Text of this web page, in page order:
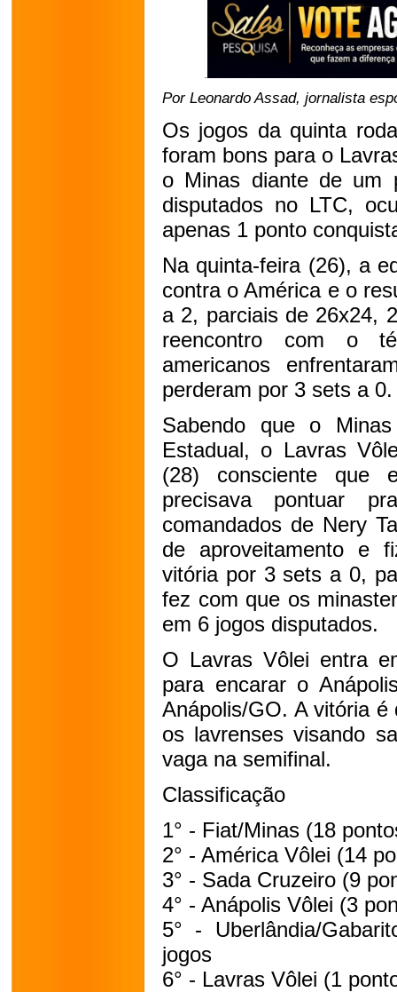
Por Leonardo Assad, jornalista
Os jogos da quinta
foram bons para o
o Minas diante de um
disputados no LTC,
apenas 1 ponto
Na quinta-feira (26), a
contra o América e o
a 2, parciais de 26x24,
reencontro com o
americanos
perderam por 3 sets a 0.
Sabendo que o
Estadual, o Lavras
(28) consciente que
precisava pontuar
comandados de Nery
de aproveitamento e
vitória por 3 sets a 0,
fez com que os
em 6 jogos disputados.
O Lavras Vôlei entra
para encarar o
Anápolis/GO. A vitória
os lavrenses visando
vaga na semifinal.
Classificação
1° - Fiat/Minas (18
2° - América Vôlei (14
3° - Sada Cruzeiro (9
4° - Anápolis Vôlei (3
5° - Uberlândia/
jogos
6° - Lavras Vôlei (1